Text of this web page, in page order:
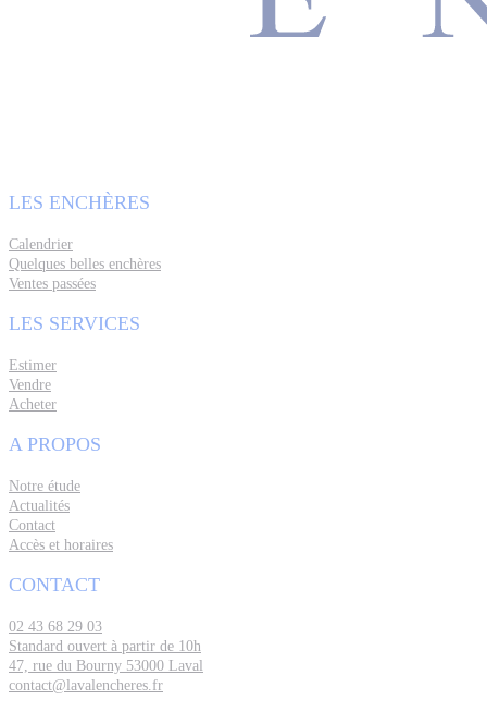
LES ENCHÈRES
Calendrier
Quelques belles enchères
Ventes passées
LES SERVICES
Estimer
Vendre
Acheter
A PROPOS
Notre étude
Actualités
Contact
Accès et horaires
CONTACT
02 43 68 29 03
Standard ouvert à partir de 10h
47, rue du Bourny 53000 Laval
contact@lavalencheres.fr